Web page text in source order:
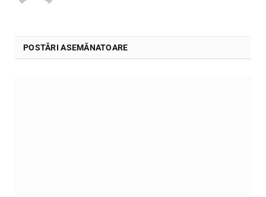
POSTĂRI ASEMĂNATOARE